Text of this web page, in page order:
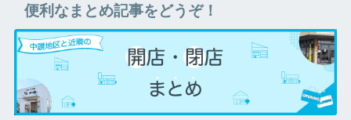
便利なまとめ記事をどうぞ！